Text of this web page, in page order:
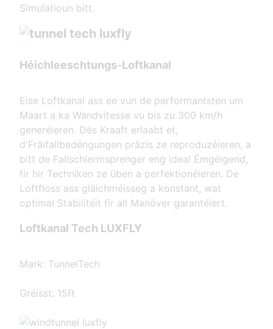
Simulatioun bitt.
Héichleeschtungs-Loftkanal
Eise Loftkanal ass ee vun de performantsten um
Maart a ka Wandvitesse vu bis zu 300 km/h
generéieren. Dës Kraaft erlaabt et,
d'Fräifallbedéngungen präzis ze reproduzéieren, a
bitt de Fallschiermsprenger eng ideal Ëmgéigend,
fir hir Techniken ze üben a perfektionéieren. De
Loftfloss ass gläichméisseg a konstant, wat
optimal Stabilitéit fir all Manöver garantéiert.
Loftkanal Tech LUXFLY
Mark: TunnelTech
Gréisst: 15ft